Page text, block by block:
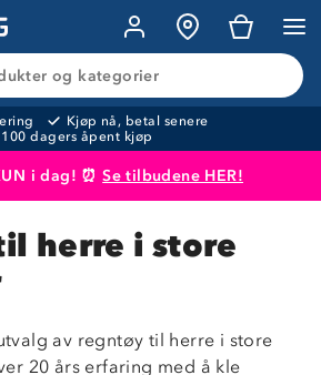
og kategorier
Kjøp nå, betal senere
100 dagers åpent kjøp
i dag! ⏰Se tilbudene HER!
er lagt i handlekurven
herre i store
av regntøy til herre i store
20 års erfaring med å kle